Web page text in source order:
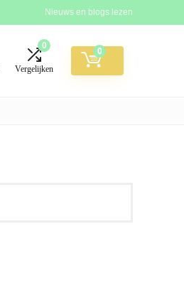
Nieuws en blogs lezen
0
Vergelijken
0